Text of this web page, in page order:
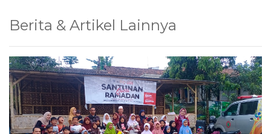
Berita & Artikel Lainnya